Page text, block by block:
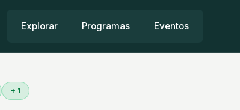
Explorar Programas Eventos
+ 1